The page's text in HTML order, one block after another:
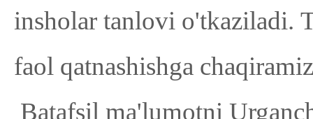
insholar tanlovi o'tkaziladi.
faol qatnashishga
Batafsil ma'lumotni